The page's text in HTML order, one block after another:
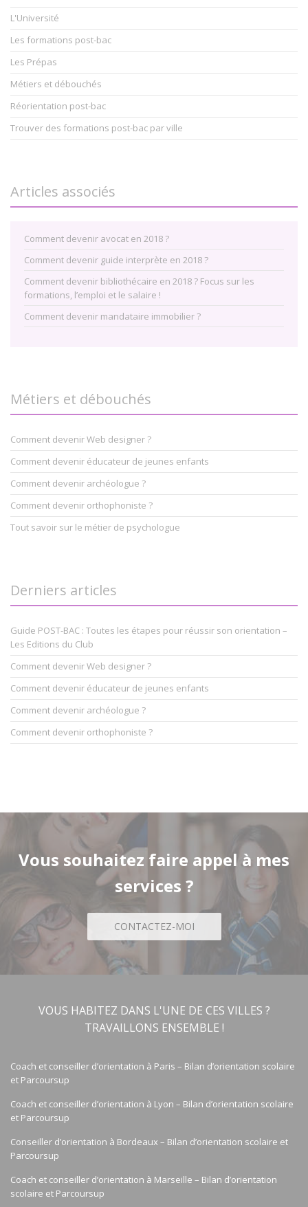
L'Université
Les formations post-bac
Les Prépas
Métiers et débouchés
Réorientation post-bac
Trouver des formations post-bac par ville
Articles associés
Comment devenir avocat en 2018 ?
Comment devenir guide interprète en 2018 ?
Comment devenir bibliothécaire en 2018 ? Focus sur les
formations, l’emploi et le salaire !
Comment devenir mandataire immobilier ?
Métiers et débouchés
Comment devenir Web designer ?
Comment devenir éducateur de jeunes enfants
Comment devenir archéologue ?
Comment devenir orthophoniste ?
Tout savoir sur le métier de psychologue
Derniers articles
Guide POST-BAC : Toutes les étapes pour réussir son orientation –
Les Editions du Club
Comment devenir Web designer ?
Comment devenir éducateur de jeunes enfants
Comment devenir archéologue ?
Comment devenir orthophoniste ?
Vous souhaitez faire appel à mes
services ?
CONTACTEZ-MOI
VOUS HABITEZ DANS L'UNE DE CES VILLES ?
TRAVAILLONS ENSEMBLE !
Coach et conseiller d’orientation à Paris – Bilan d’orientation scolaire
et Parcoursup
Coach et conseiller d’orientation à Lyon – Bilan d’orientation scolaire
et Parcoursup
Conseiller d’orientation à Bordeaux – Bilan d’orientation scolaire et
Parcoursup
Coach et conseiller d’orientation à Marseille – Bilan d’orientation
scolaire et Parcoursup